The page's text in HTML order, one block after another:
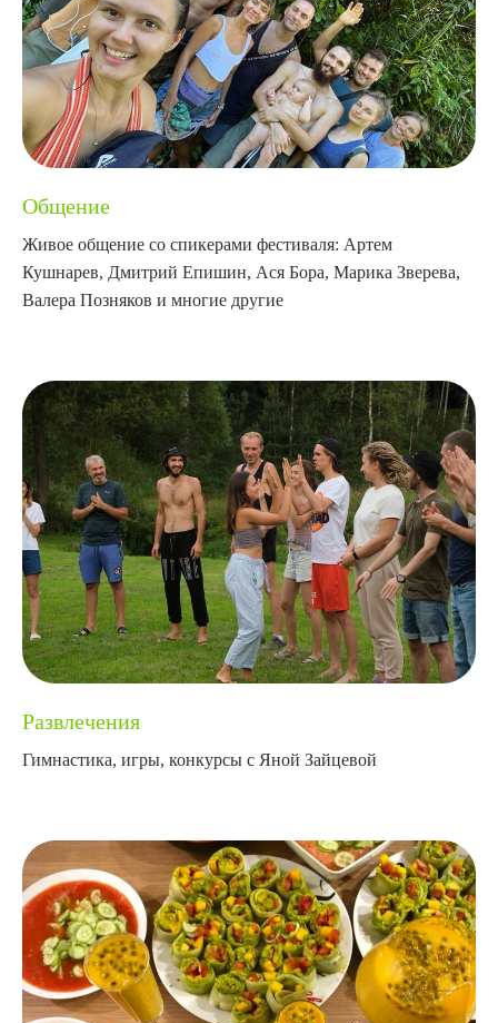
Общение
Живое общение со спикерами фестиваля: Артем
Кушнарев, Дмитрий Епишин, Ася Бора, Марика Зверева,
Валера Позняков и многие другие
Развлечения
Гимнастика, игры, конкурсы с Яной Зайцевой